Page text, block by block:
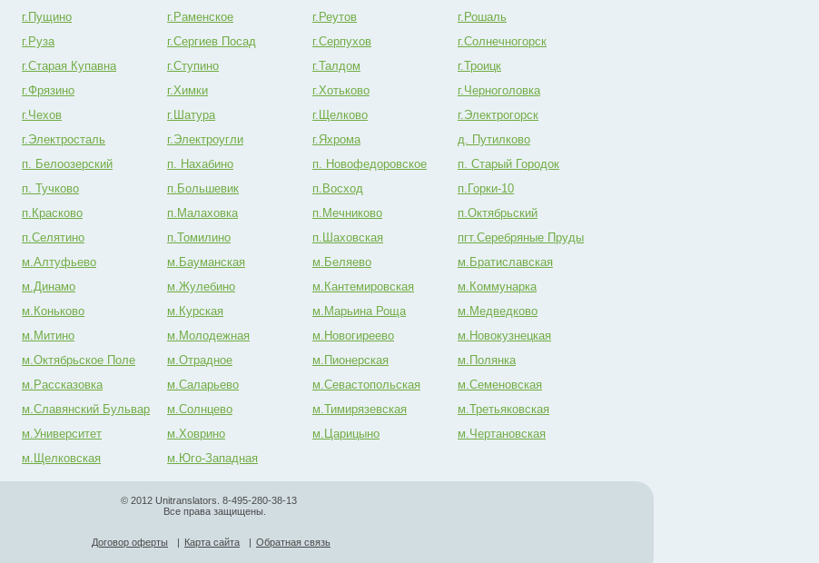
г.Пущино
г.Раменское г.Реутов
г.Рошаль
г.Руза
г.Сергиев Посад г.Серпухов
г.Солнечногорск
г.Старая Купавна
г.Ступино г.Талдом
г.Троицк
г.Фрязино
г.Химки г.Хотьково
г.Черноголовка
г.Чехов
г.Шатура г.Щелково
г.Электрогорск
г.Электросталь
г.Электроугли г.Яхрома
д. Путилково
п. Белоозерский
п. Нахабино п. Новофедоровское
п. Старый Городок
п. Тучково
п.Большевик п.Восход
п.Горки-10
п.Красково
п.Малаховка п.Мечниково
п.Октябрьский
п.Селятино
п.Томилино п.Шаховская
пгт.Серебряные Пруды
м.Алтуфьево
м.Бауманская м.Беляево
м.Братиславская
м.Динамо
м.Жулебино м.Кантемировская
м.Коммунарка
м.Коньково
м.Курская м.Марьина Роща
м.Медведково
м.Митино
м.Молодежная м.Новогиреево
м.Новокузнецкая
м.Октябрьское Поле
м.Отрадное м.Пионерская
м.Полянка
м.Рассказовка
м.Саларьево м.Севастопольская
м.Семеновская
м.Славянский Бульвар
м.Солнцево м.Тимирязевская
м.Третьяковская
м.Университет
м.Ховрино м.Царицыно
м.Чертановская
м.Щелковская
м.Юго-Западная
© 2012 Unitranslators. 8-495-280-38-13
Все права защищены.
Договор оферты | Карта сайта | Обратная связь